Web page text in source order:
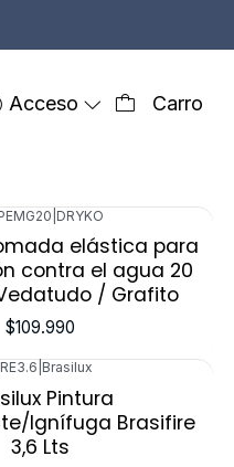
Acceso Carro
FILTROS
DRYKO
elástica para
contra el agua 20
/ Grafito
$109.990
Brasilux
Pintura
Ignífuga Brasifire
3,6 Lts